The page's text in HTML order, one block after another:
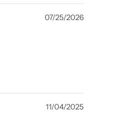
07/25/2026
11/04/2025